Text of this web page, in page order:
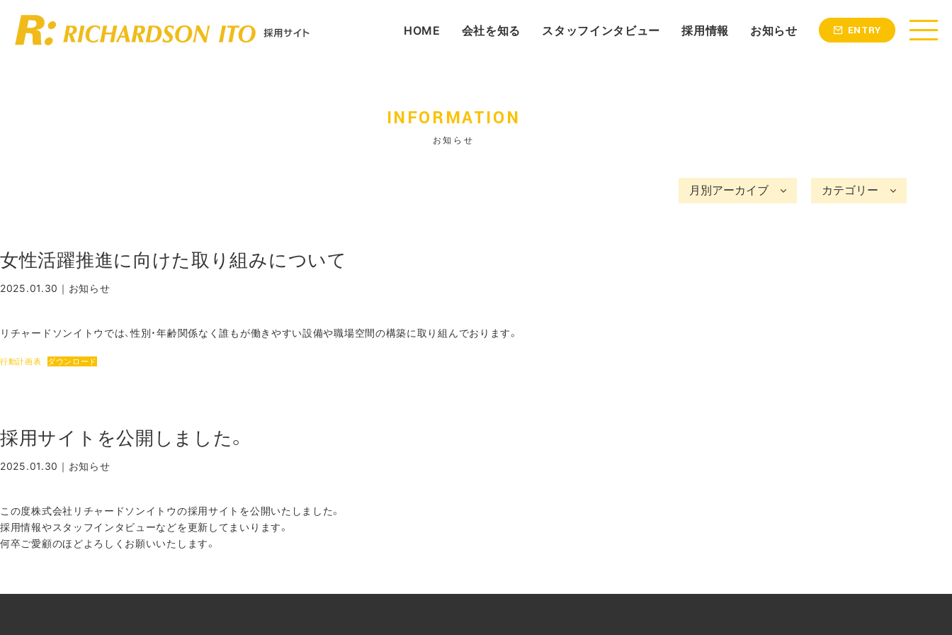
HOME 会社を知る スタッフインタビュー 採用情報 お知らせ ENTRY
INFORMATION
お知らせ
女性活躍推進に向けた取り組みについて
2025.01.30｜ お知らせ
リチャードソンイトウでは、性別・年齢関係なく誰もが働きやすい設備や職場空間の構築に取り組んでおります。
行動計画表 ダウンロード
採用サイトを公開しました。
2025.01.30｜ お知らせ
この度株式会社リチャードソンイトウの採用サイトを公開いたしました。
採用情報やスタッフインタビューなどを更新してまいります。
何卒ご愛顧のほどよろしくお願いいたします。